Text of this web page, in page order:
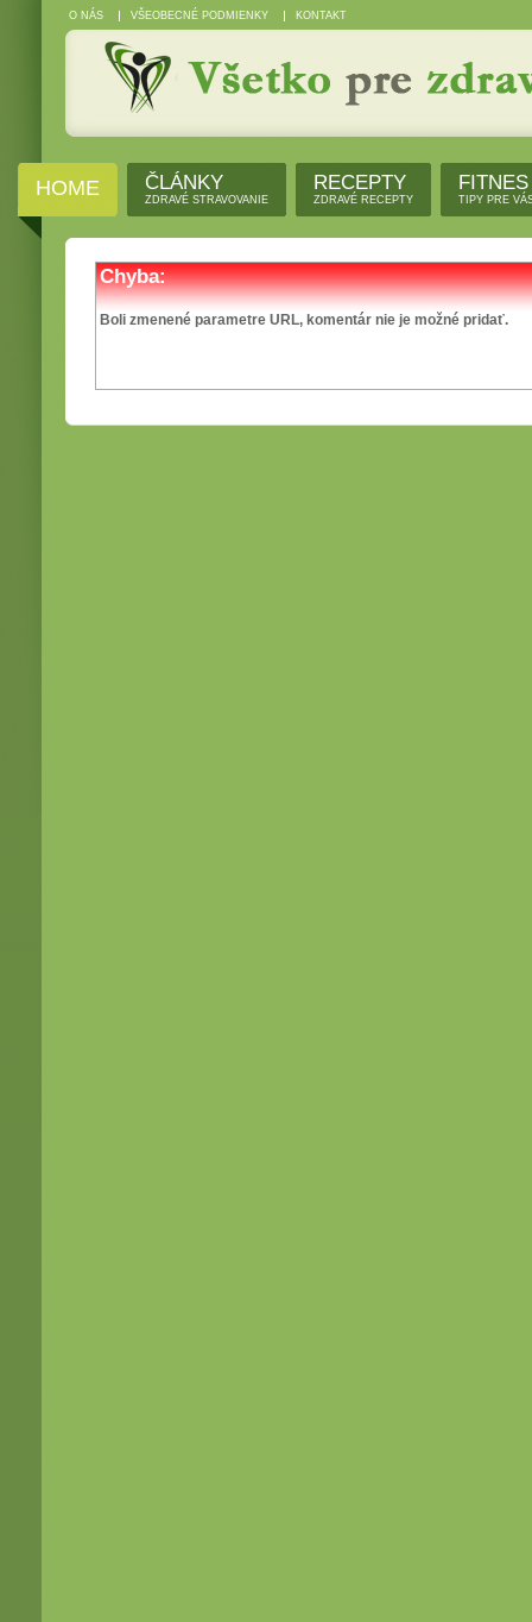
O NÁS VŠEOBECNÉ PODMIENKY KONTAKT
HOME ČLÁNKY
ZDRAVÉ STRAVOVANIE
RECEPTY
ZDRAVÉ RECEPTY
FITNES
TIPY PRE
Chyba:
Boli zmenené parametre URL, komentár nie je možné pridať.